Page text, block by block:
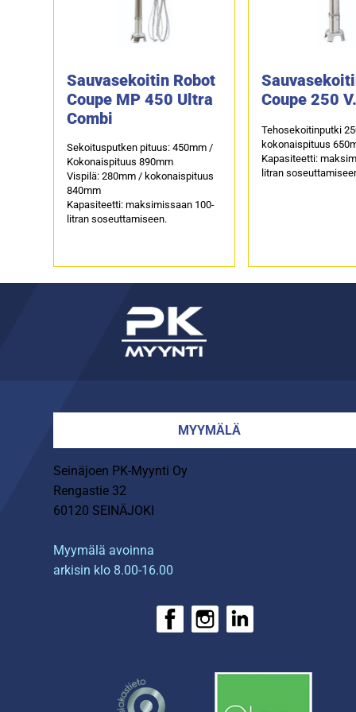
Sauvasekoitin Robot
Coupe MP 450 Ultra
Combi
Sekoitusputken pituus: 450mm /
Kokonaispituus 890mm
Vispilä: 280mm / kokonaispituus
840mm
Kapasiteetti: maksimissaan 100-
litran soseuttamiseen.
Coupe 250
Tehosekoitinputki
kokonaispituus
Kapasiteetti:
litran
MYYMÄLÄ
Seinäjoen PK-Myynti Oy
Rengastie 32
60120 SEINÄJOKI
Myymälä avoinna
arkisin klo 8.00-16.00